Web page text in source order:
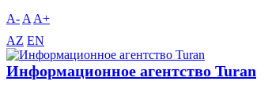
A- A A+
AZ EN
Информационное агентство Turan